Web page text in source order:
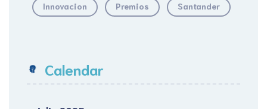
Innovacion Premios Santander
Calendar